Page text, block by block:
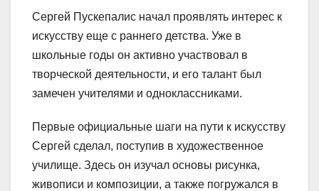
Сергей Пускепалис начал проявлять интерес к
искусству еще с раннего детства. Уже в
школьные годы он активно участвовал в
творческой деятельности, и его талант был
замечен учителями и одноклассниками.
Первые официальные шаги на пути к искусству
Сергей сделал, поступив в художественное
училище. Здесь он изучал основы рисунка,
живописи и композиции, а также погружался в